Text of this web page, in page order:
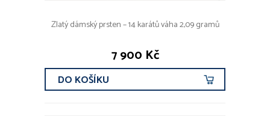
Zlatý dámský prsten – 14 karátů váha 2,09 gramů
7 900 Kč
DO KOŠÍKU